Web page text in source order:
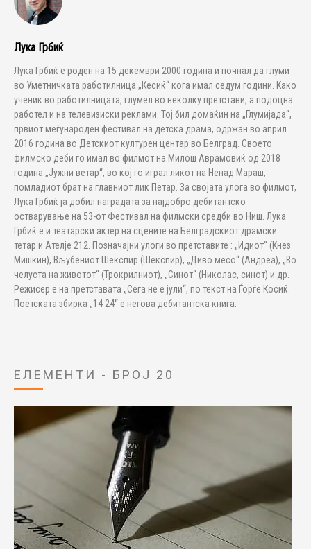
Лука Грбиќ
Лука Грбиќ е роден на 15 декември 2000 година и почнал да глуми
во Уметничката работилница „Кесиќ“ кога имал седум години. Како
ученик во работилницата, глумел во неколку претстави, а подоцна
работел и на телевизиски реклами. Тој бил домаќин на „Глумијада“,
првиот меѓународен фестивал на детска драма, одржан во април
2016 година во Детскиот културен центар во Белград. Своето
филмско деби го имал во филмот на Милош Аврамовиќ од 2018
година „Јужни ветар“, во кој го играл ликот на Ненад Мараш,
помладиот брат на главниот лик Петар. За својата улога во филмот,
Лука Грбиќ ја добил наградата за најдобро дебитантско
остварување на 53-от Фестивал на филмски средби во Ниш. Лука
Грбиќ е и театарски актер на сцените на Белградскиот драмски
тетар и Ателје 212. Позначајни улоги во претставите : „Идиот“ (Кнез
Мишкин), Вљубениот Шекспир (Шекспир), „Диво месо“ (Андреа), „Во
челуста на животот“ (Трокрилниот), „Синот“ (Николас, синот) и др.
Режисер е на претставата „Сега не е јули“, по текст на Ѓорѓе Косиќ.
Поетската збирка „14 24“ е негова дебитантска книга.
ЕЛЕМЕНТИ - БРОЈ 20